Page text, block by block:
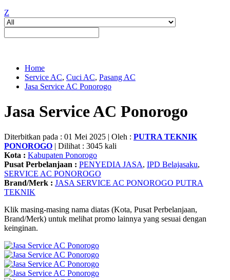
Z
Home
Service AC, Cuci AC, Pasang AC
Jasa Service AC Ponorogo
Jasa Service AC Ponorogo
Diterbitkan pada : 01 Mei 2025 | Oleh : PUTRA TEKNIK
PONOROGO | Dilihat : 3045 kali
Kota : Kabupaten Ponorogo
Pusat Perbelanjaan : PENYEDIA JASA, IPD Belajasaku,
SERVICE AC PONOROGO
Brand/Merk : JASA SERVICE AC PONOROGO PUTRA
TEKNIK
Klik masing-masing nama diatas (Kota, Pusat Perbelanjaan,
Brand/Merk) untuk melihat promo lainnya yang sesuai dengan
keinginan.